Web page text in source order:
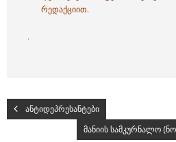
რედაქციით.
.
ანტიდეპრესანტები
მანიის სამკურნალო